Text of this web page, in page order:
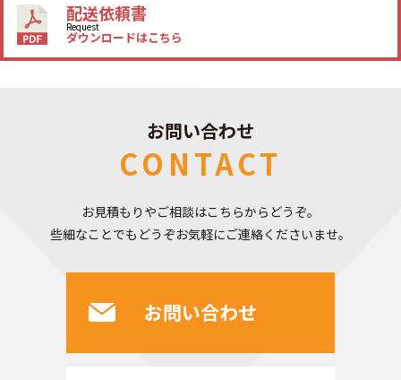
配送依頼書
Request
ダウンロードはこちら
お問い合わせ
CONTACT
お見積もりやご相談はこちらからどうぞ。
些細なことでもどうぞお気軽にご連絡くださいませ。
お問い合わせ